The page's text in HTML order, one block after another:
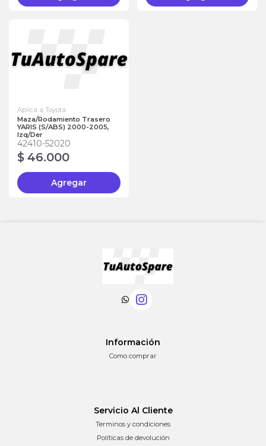
Aplica a Toyota
Maza/Rodamiento Trasero
YARIS (S/ABS) 2000-2005,
Izq/Der
42410-52020
$ 46.000
Agregar
Información
Como comprar
Servicio Al Cliente
Terminos y condiciones
Políticas de devolución